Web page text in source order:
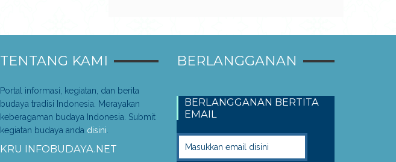
TENTANG KAMI
Portal informasi, kegiatan, dan berita
budaya tradisi Indonesia. Merayakan
keberagaman budaya Indonesia. Submit
kegiatan budaya anda disini.
KRU INFOBUDAYA.NET
BERLANGGANAN
BERLANGGANAN BERTITA
EMAIL